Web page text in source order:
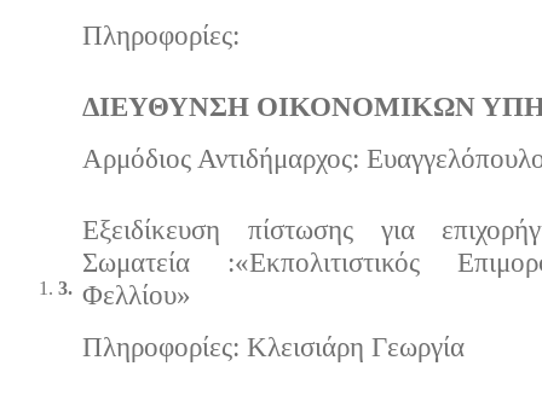
Πληρoφορίες:
ΔΙΕΥΘΥΝΣΗ ΟΙΚΟΝΟΜΙΚΩΝ
Αρμόδιος Αντιδήμαρχος:
3.
Εξειδίκευση πίστωσης για
Σωματεία
:«Εκπολιτιστικός
Φελλίου»
Πληρoφορίες: Κλεισιάρη Γεωργία